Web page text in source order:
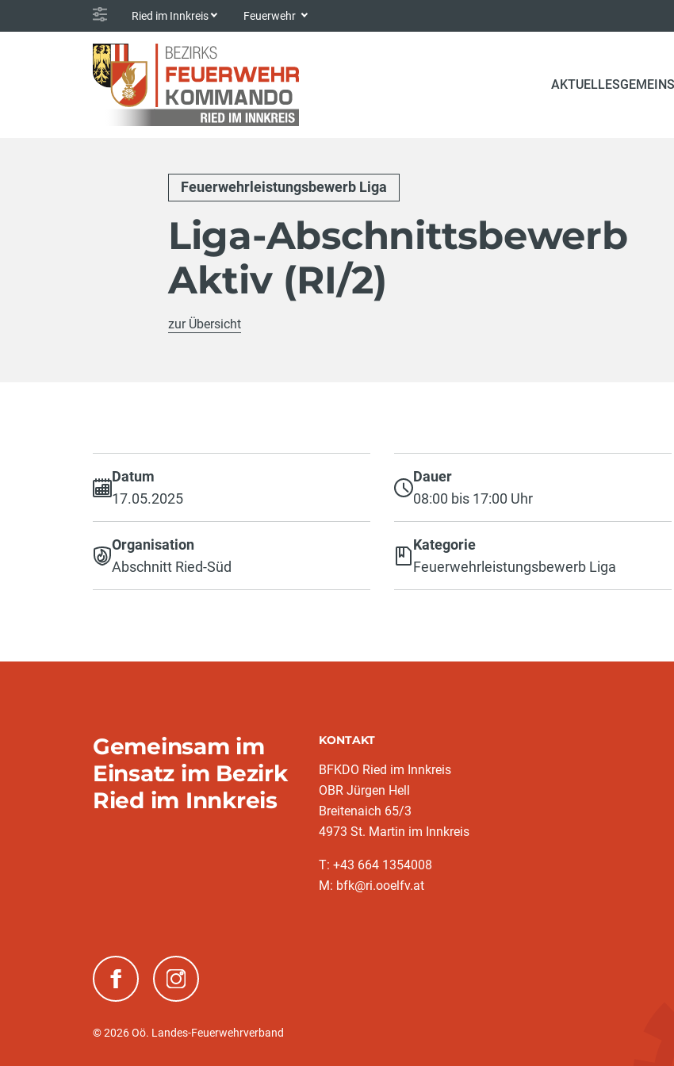
Ried im Innkreis Feuerwehr
AKTUELLES
Feuerwehrleistungsbewerb Liga
Liga-Abschnittsbewerb
Aktiv (RI/2)
zur Übersicht
Datum
17.05.2025
Dauer
08:00 bis 17:00 Uhr
Organisation
Abschnitt Ried-Süd
Kategorie
Feuerwehrleistungsbewerb Liga
Gemeinsam im
Einsatz im Bezirk
Ried im Innkreis
KONTAKT
BFKDO Ried im Innkreis
OBR Jürgen Hell
Breitenaich 65/3
4973 St. Martin im Innkreis
T: +43 664 1354008
M: bfk@ri.ooelfv.at
(neues Fenster)(neues Fenster)
© 2026 Oö. Landes-Feuerwehrverband